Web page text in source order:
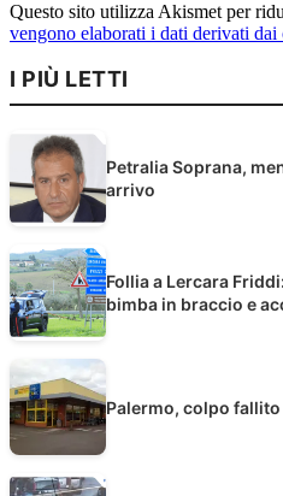
Questo sito utilizza Akismet per
vengono elaborati i dati derivati dai
I PIÙ LETTI
Petralia Soprana,
arrivo
Follia a Lercara
bimba in braccio e
Palermo, colpo